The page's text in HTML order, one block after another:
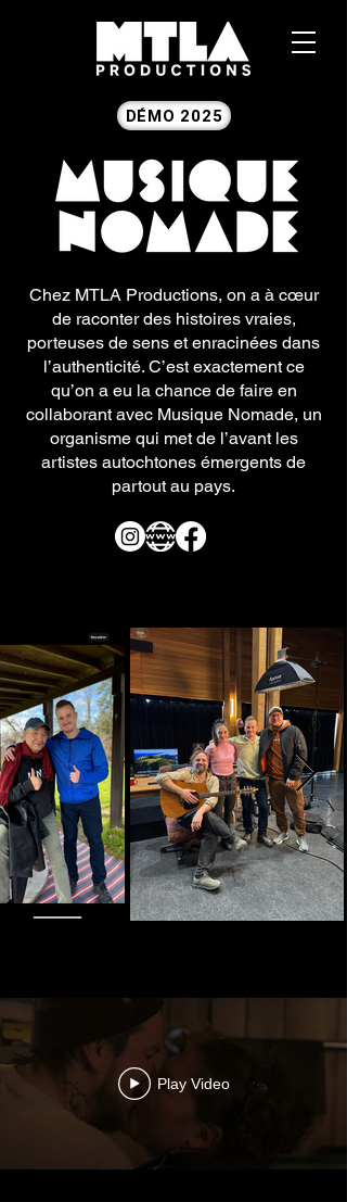
DÉMO 2025
Chez MTLA Productions, on a à cœur
de raconter des histoires vraies,
porteuses de sens et enracinées dans
l’authenticité. C’est exactement ce
qu’on a eu la chance de faire en
collaborant avec Musique Nomade, un
organisme qui met de l’avant les
artistes autochtones émergents de
partout au pays.
Play Video